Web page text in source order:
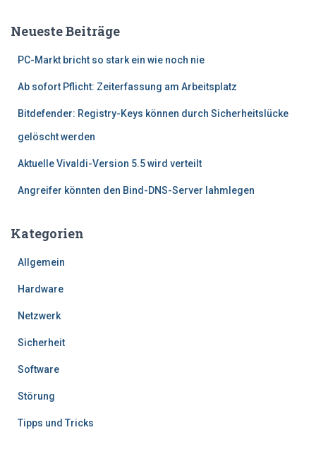
Neueste Beiträge
PC-Markt bricht so stark ein wie noch nie
Ab sofort Pflicht: Zeiterfassung am Arbeitsplatz
Bitdefender: Registry-Keys können durch Sicherheitslücke
gelöscht werden
Aktuelle Vivaldi-Version 5.5 wird verteilt
Angreifer könnten den Bind-DNS-Server lahmlegen
Kategorien
Allgemein
Hardware
Netzwerk
Sicherheit
Software
Störung
Tipps und Tricks